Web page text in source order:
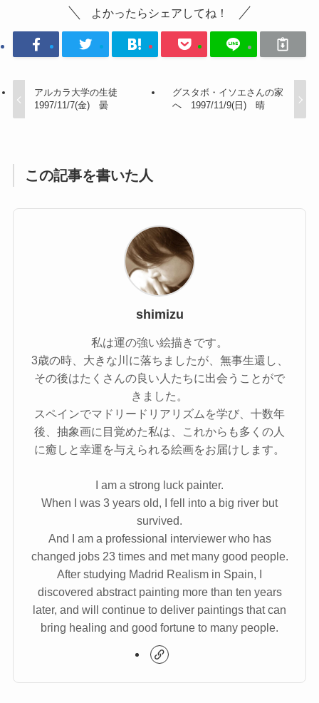
よかったらシェアしてね！
アルカラ大学の生徒
1997/11/7(金) 曇
グスタボ・イソエさんの家
へ 1997/11/9(日) 晴
この記事を書いた人
shimizu
私は運の強い絵描きです。
3歳の時、大きな川に落ちましたが、無事生還し、
その後はたくさんの良い人たちに出会うことがで
きました。
スペインでマドリードリアリズムを学び、十数年
後、抽象画に目覚めた私は、これからも多くの人
に癒しと幸運を与えられる絵画をお届けします。
I am a strong luck painter.
When I was 3 years old, I fell into a big river but
survived.
And I am a professional interviewer who has
changed jobs 23 times and met many good people.
After studying Madrid Realism in Spain, I
discovered abstract painting more than ten years
later, and will continue to deliver paintings that can
bring healing and good fortune to many people.